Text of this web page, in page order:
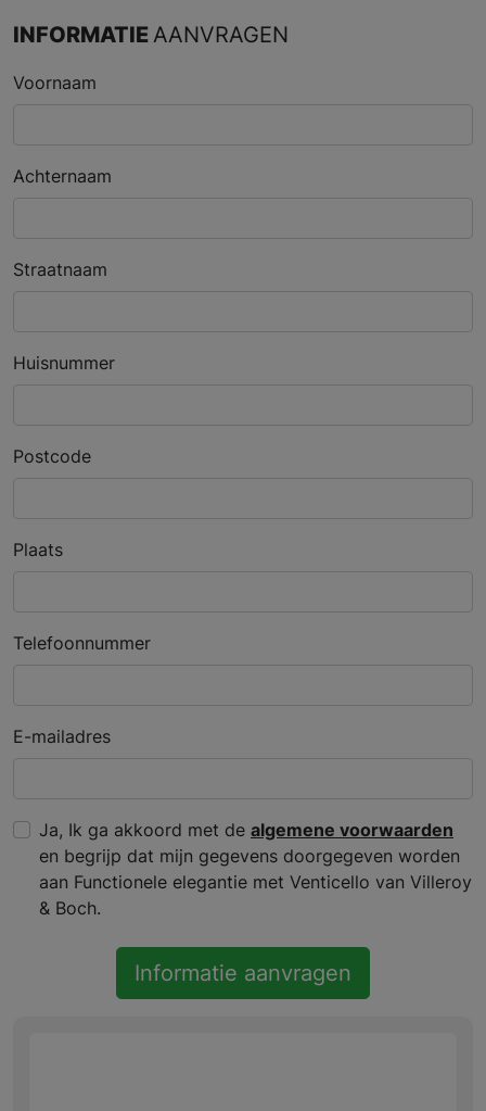
INFORMATIEAANVRAGEN
Voornaam
Achternaam
Straatnaam
Huisnummer
Postcode
Plaats
Telefoonnummer
E-mailadres
Ja, Ik ga akkoord met de algemene voorwaarden
en begrijp dat mijn gegevens doorgegeven worden
aan Functionele elegantie met Venticello van Villeroy
& Boch.
Informatie aanvragen